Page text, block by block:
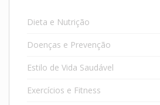
Dieta e Nutrição
Doenças e Prevenção
Estilo de Vida Saudável
Exercícios e Fitness